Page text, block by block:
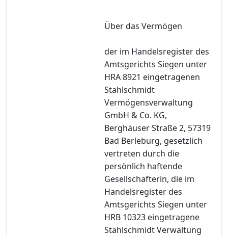
Über das Vermögen
der im Handelsregister des
Amtsgerichts Siegen unter
HRA 8921 eingetragenen
Stahlschmidt
Vermögensverwaltung
GmbH & Co. KG,
Berghäuser Straße 2, 57319
Bad Berleburg, gesetzlich
vertreten durch die
persönlich haftende
Gesellschafterin, die im
Handelsregister des
Amtsgerichts Siegen unter
HRB 10323 eingetragene
Stahlschmidt Verwaltung